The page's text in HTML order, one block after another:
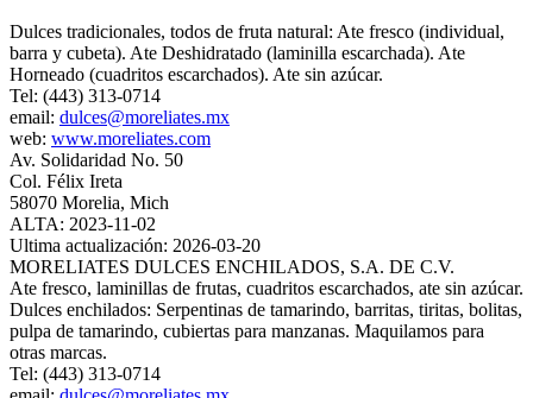
Dulces tradicionales, todos de fruta natural: Ate fresco (individual,
barra y cubeta). Ate Deshidratado (laminilla escarchada). Ate
Horneado (cuadritos escarchados). Ate sin azúcar.
Tel: (443) 313-0714
email: dulces@moreliates.mx
web: www.moreliates.com
Av. Solidaridad No. 50
Col. Félix Ireta
58070 Morelia, Mich
ALTA: 2023-11-02
Ultima actualización: 2026-03-20
MORELIATES DULCES ENCHILADOS, S.A. DE C.V.
Ate fresco, laminillas de frutas, cuadritos escarchados, ate sin azúcar.
Dulces enchilados: Serpentinas de tamarindo, barritas, tiritas, bolitas,
pulpa de tamarindo, cubiertas para manzanas. Maquilamos para
otras marcas.
Tel: (443) 313-0714